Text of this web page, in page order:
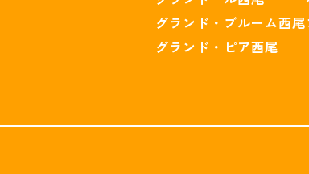
グランド・ブルーム西尾
グランド・ピア西尾